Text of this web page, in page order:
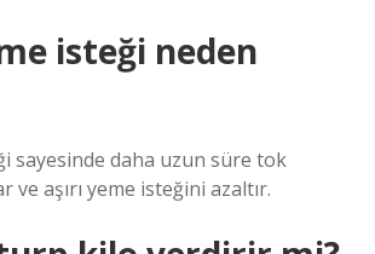
isteği neden
sayesinde daha uzun süre tok
ve aşırı yeme isteğini azaltır.